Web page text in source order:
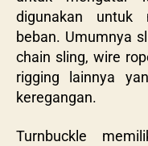
digunakan untuk
beban. Umumnya
chain sling, wire
rigging lainnya
keregangan.
Turnbuckle